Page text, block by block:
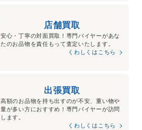
店舗買取
安心・丁寧の対面買取！専門バイヤーがあな
たのお品物を責任もって査定いたします。
くわしくはこちら
出張買取
高額のお品物を持ち出すのが不安、重い物や
量が多い方におすすめ！専門バイヤーが訪問
します。
くわしくはこちら